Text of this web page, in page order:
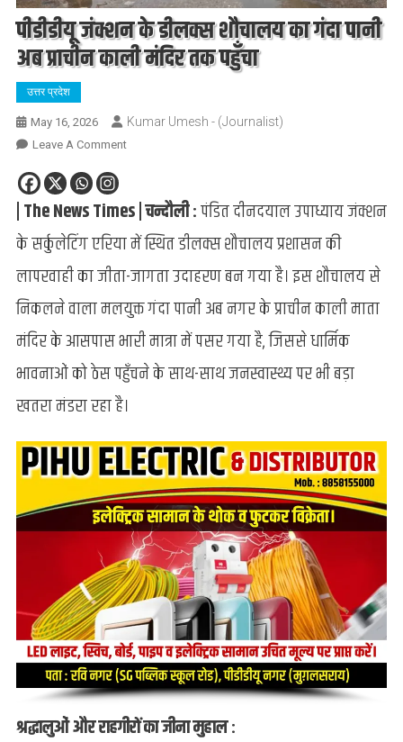
पीडीडीयू जंक्शन के डीलक्स शौचालय का गंदा पानी
अब प्राचीन काली मंदिर तक पहुँचा
उत्तर प्रदेश
May 16, 2026 Kumar Umesh - (Journalist)
Leave A CommentOn
के
शौचालय
का
पानी
प्राचीन
काली
तक
| The News Times | चन्दौली :पंडित दीनदयाल उपाध्याय जंक्शन
के सर्कुलेटिंग एरिया में स्थित डीलक्स शौचालय प्रशासन की
लापरवाही का जीता-जागता उदाहरण बन गया है। इस शौचालय से
निकलने वाला मलयुक्त गंदा पानी अब नगर के प्राचीन काली माता
मंदिर के आसपास भारी मात्रा में पसर गया है, जिससे धार्मिक
भावनाओं को ठेस पहुँचने के साथ-साथ जनस्वास्थ्य पर भी बड़ा
खतरा मंडरा रहा है।
श्रद्धालुओं और राहगीरों का जीना मुहाल :